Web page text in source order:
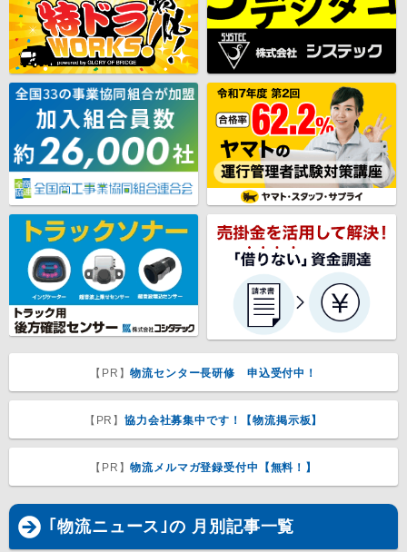
【PR】物流センター長研修 申込受付中！
【PR】協力会社募集中です！【物流掲示板】
【PR】物流メルマガ登録受付中【無料！】
｢物流ニュース｣の 月別記事一覧